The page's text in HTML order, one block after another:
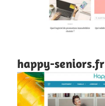
happy-seniors.fr